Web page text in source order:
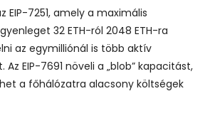
EIP-7251, amely a maximális
32 ETH-ról 2048 ETH-ra
az egymilliónál is több aktív
EIP-7691 növeli a „blob” kapacitást,
a főhálózatra alacsony költségek